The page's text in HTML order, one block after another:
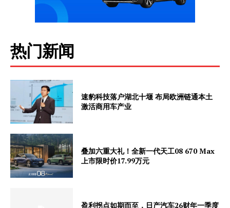
热门新闻
速豹科技落户湖北十堰 布局欧洲链通本土
激活商用车产业
叠加六重大礼！全新一代天工08 670 Max
上市限时价17.99万元
盈利拐点如期而至，日产汽车26财年一季度